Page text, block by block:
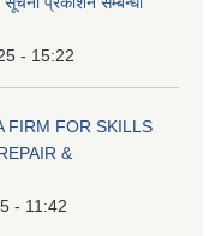
- 15:22
FIRM FOR SKILLS
&
- 11:42